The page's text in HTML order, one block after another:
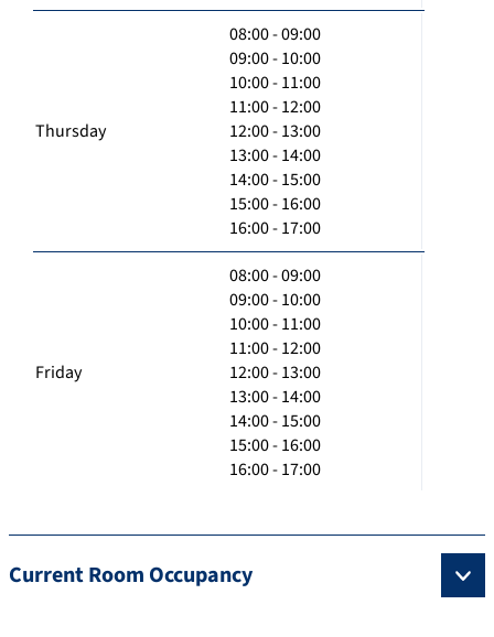
Thursday
08:00 - 09:00
09:00 - 10:00
10:00 - 11:00
11:00 - 12:00
12:00 - 13:00
13:00 - 14:00
14:00 - 15:00
15:00 - 16:00
16:00 - 17:00
Friday
08:00 - 09:00
09:00 - 10:00
10:00 - 11:00
11:00 - 12:00
12:00 - 13:00
13:00 - 14:00
14:00 - 15:00
15:00 - 16:00
16:00 - 17:00
Current Room Occupancy